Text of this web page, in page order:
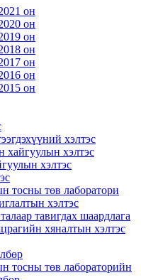
он
он
он
он
он
он
он
хэлтэс
хэлтэс
хэлтэс
тосны төв лаборатори
хэлтэс
тавигдах шаардлага
хяналтын хэлтэс
тосны төв лабораторийн